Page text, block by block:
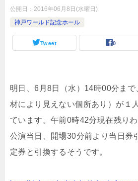
公開日： 2016年06月8日(水曜日)
神戸ワールド記念ホール
Tweet 0
明日、6月8日（水）14時00分ま
材により見えない個所あり）が１
ています。午前0時42分現在残りわ
公演当日、開場30分前より当日券
定券と引換するそうです。